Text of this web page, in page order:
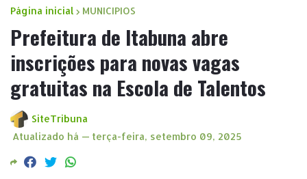
Página inicial MUNICIPIOS
Prefeitura de Itabuna abre
inscrições para novas vagas
gratuitas na Escola de Talentos
SiteTribuna
Atualizado há — terça-feira, setembro 09, 2025